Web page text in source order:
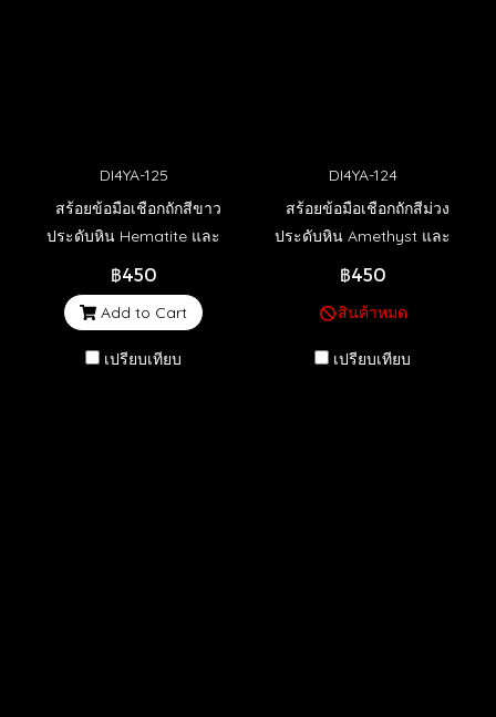
DI4YA-125
สร้อยข้อมือเชือกถักสีขาว
ประดับหิน Hematite และ
ลูกปัดสีเงิน (พร้อมส่ง)
฿450
Add to Cart
เปรียบเทียบ
DI4YA-124
สร้อยข้อมือเชือกถักสีม่วง
ประดับหิน Amethyst และ
ลูกปัดสีเงิน (พร้อมส่ง)
฿450
สินค้าหมด
เปรียบเทียบ